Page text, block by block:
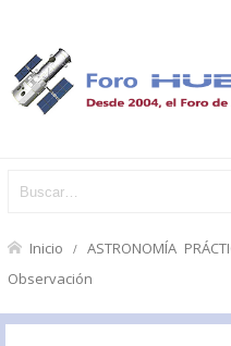
Inicio ASTRONOMÍA
Observación